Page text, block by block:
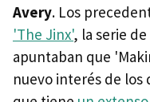
Avery. Los
'The Jinx', la serie
apuntaban que
nuevo interés de